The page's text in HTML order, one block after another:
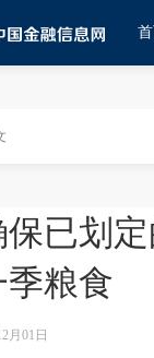
已划
粮食
月01日